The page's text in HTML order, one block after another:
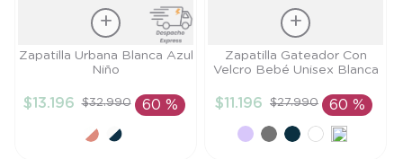
Talla
AÑADIR AL
CARRITO
Zapatilla Urbana Blanca Azul
Niño
$13.196 $32.990 60 %
Talla
AÑADIR AL
CARRITO
Zapatilla Gateador Con
Velcro Bebé Unisex Blanca
$11 .196 $27.990 60 %